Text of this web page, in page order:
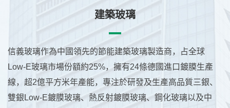
建築玻璃
信義玻璃作為中國領先的節能建築玻璃製造商，占全球
Low-E玻璃市場份額約25%，擁有24條德國進口鍍膜生產
線，超2億平方米年產能，專注於研發及生產高品質三銀、
雙銀Low-E鍍膜玻璃、熱反射鍍膜玻璃、鋼化玻璃以及中